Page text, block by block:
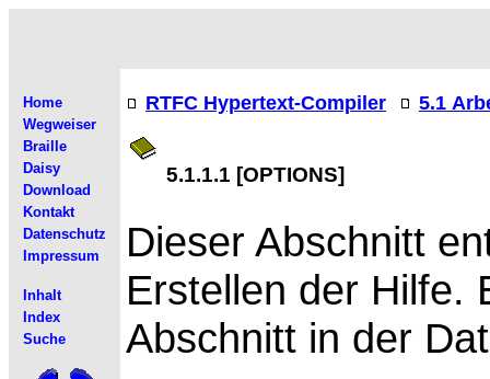
Home
Wegweiser
Braille
Daisy
Download
Kontakt
Datenschutz
Impressum
Inhalt
Index
Suche
RTFC Hypertext-Compiler 5.1
5.1.1.1 [OPTIONS]
Dieser Abschnitt
Erstellen der Hilfe.
Abschnitt in der